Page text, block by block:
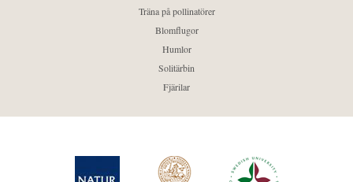
Träna på pollinatörer
Blomflugor
Humlor
Solitärbin
Fjärilar